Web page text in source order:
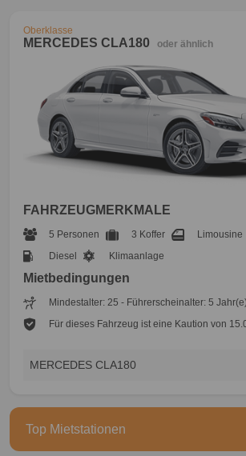
Oberklasse
MERCEDES CLA180 oder ähnlich
FAHRZEUGMERKMALE
5 Personen 3 Koffer Limousine
Diesel
Klimaanlage
Mietbedingungen
Mindestalter: 25 - Führerscheinalter: 5
Für dieses Fahrzeug ist eine Kaution von
MERCEDES CLA180
Top Mietstationen